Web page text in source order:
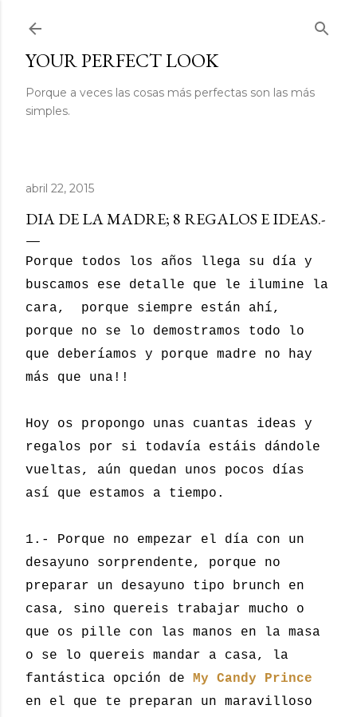
YOUR PERFECT LOOK
Porque a veces las cosas más perfectas son las más
simples.
abril 22, 2015
DIA DE LA MADRE; 8 REGALOS E IDEAS.-
Porque todos los años llega su día y
buscamos ese detalle que le ilumine la
cara, porque siempre están ahí,
porque no se lo demostramos todo lo
que deberíamos y porque madre no hay
más que una!!
Hoy os propongo unas cuantas ideas y
regalos por si todavía estáis dándole
vueltas, aún quedan unos pocos días
así que estamos a tiempo.
1.- Porque no empezar el día con un
desayuno sorprendente, porque no
preparar un desayuno tipo brunch en
casa, sino quereis trabajar mucho o
que os pille con las manos en la masa
o se lo quereis mandar a casa, la
fantástica opción de My Candy Prince
en el que te preparan un maravilloso